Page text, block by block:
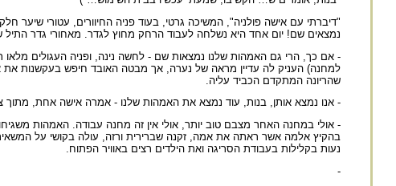
"דיברתי עם אישה פולניה", המשיכה גרטי, בעוד פניה החיוורים, עטורי
נמצאים שם! יום אחד היא נשלחה לעבוד הרחק מחוץ לגדר. מאחורי גדר התיל
- אם כך, הרי גם האמהות שלנו נמצאות שם - לחשה נינה, ופניה העגולים
למחנה) העניק לה עדיין מראה של נערה, אך מבטה האובד חיפש בעקשנות
שהריונה המתקדם הכביד עליה.
- אנו נמצא אותן, בנות, עוד נמצא את האמהות שלנו - אמרה אישה אחת,
- אולי במחנה האחר מצבם טוב יותר, אולי אין זה מחנה עבודה. האמהות
בהקיץ אלמה אשר ראתה את אמה, זקנה שברירית ורזה, עולה בקושי על
נעות בקלילות בעבודת הסריגה ואת הילדים רצים באוויר הפתוח.
-